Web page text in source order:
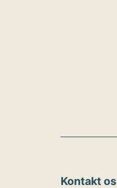
Kontakt os